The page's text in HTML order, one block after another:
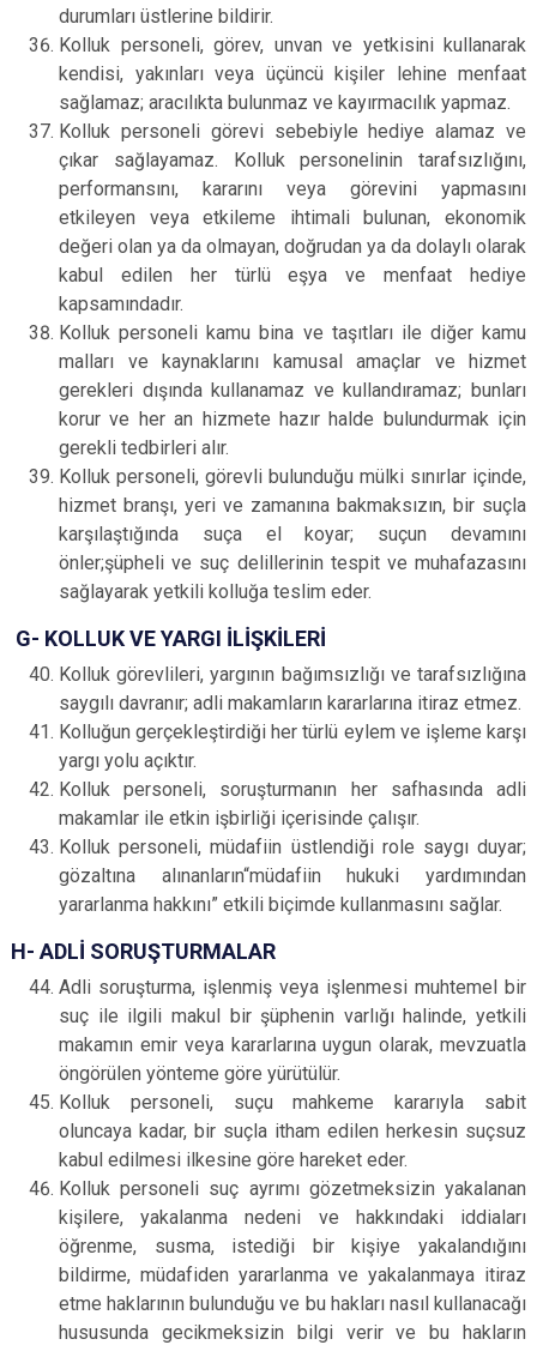
durumları üstlerine bildirir.
Kolluk personeli, görev, unvan ve yetkisini kullanarak
kendisi, yakınları veya üçüncü kişiler lehine menfaat
sağlamaz; aracılıkta bulunmaz ve kayırmacılık yapmaz.
Kolluk personeli görevi sebebiyle hediye alamaz ve
çıkar sağlayamaz. Kolluk personelinin tarafsızlığını,
performansını, kararını veya görevini yapmasını
etkileyen veya etkileme ihtimali bulunan, ekonomik
değeri olan ya da olmayan, doğrudan ya da dolaylı olarak
kabul edilen her türlü eşya ve menfaat hediye
kapsamındadır.
Kolluk personeli kamu bina ve taşıtları ile diğer kamu
malları ve kaynaklarını kamusal amaçlar ve hizmet
gerekleri dışında kullanamaz ve kullandıramaz; bunları
korur ve her an hizmete hazır halde bulundurmak için
gerekli tedbirleri alır.
Kolluk personeli, görevli bulunduğu mülki sınırlar içinde,
hizmet branşı, yeri ve zamanına bakmaksızın, bir suçla
karşılaştığında suça el koyar; suçun devamını
önler;şüpheli ve suç delillerinin tespit ve muhafazasını
sağlayarak yetkili kolluğa teslim eder.
G- KOLLUK VE YARGI İLİŞKİLERİ
Kolluk görevlileri, yargının bağımsızlığı ve tarafsızlığına
saygılı davranır; adli makamların kararlarına itiraz etmez.
Kolluğun gerçekleştirdiği her türlü eylem ve işleme karşı
yargı yolu açıktır.
Kolluk personeli, soruşturmanın her safhasında adli
makamlar ile etkin işbirliği içerisinde çalışır.
Kolluk personeli, müdafiin üstlendiği role saygı duyar;
gözaltına alınanların“müdafiin hukuki yardımından
yararlanma hakkını” etkili biçimde kullanmasını sağlar.
H- ADLİ SORUŞTURMALAR
Adli soruşturma, işlenmiş veya işlenmesi muhtemel bir
suç ile ilgili makul bir şüphenin varlığı halinde, yetkili
makamın emir veya kararlarına uygun olarak, mevzuatla
öngörülen yönteme göre yürütülür.
Kolluk personeli, suçu mahkeme kararıyla sabit
oluncaya kadar, bir suçla itham edilen herkesin suçsuz
kabul edilmesi ilkesine göre hareket eder.
Kolluk personeli suç ayrımı gözetmeksizin yakalanan
kişilere, yakalanma nedeni ve hakkındaki iddiaları
öğrenme, susma, istediği bir kişiye yakalandığını
bildirme, müdafiden yararlanma ve yakalanmaya itiraz
etme haklarının bulunduğu ve bu hakları nasıl kullanacağı
hususunda gecikmeksizin bilgi verir ve bu hakların